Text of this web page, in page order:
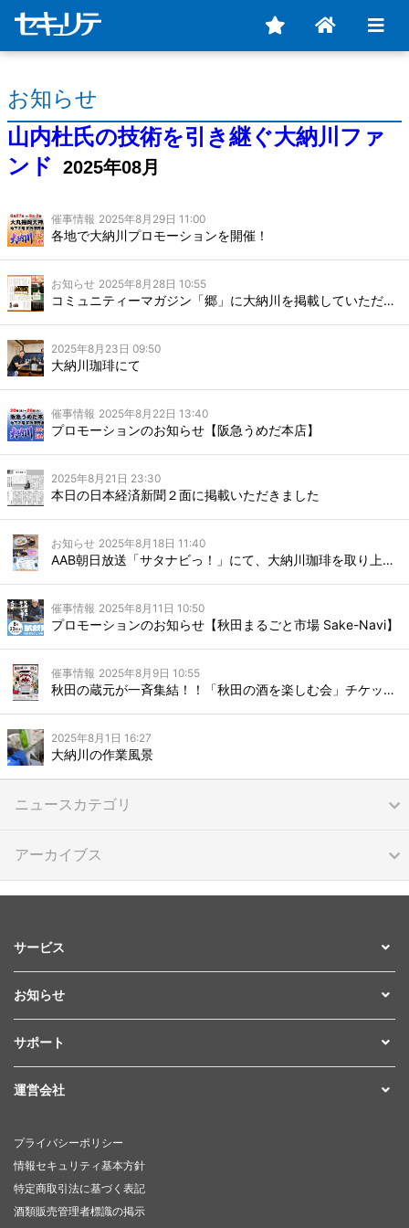
お知らせ
山内杜氏の技術を引き継ぐ大納川ファ
ンド
2025年08月
催事情報 2025年8月29日 11:00
各地で大納川プロモーションを開催！
お知らせ 2025年8月28日 10:55
コミュニティーマガジン「郷」に大納川を掲載していただきました
2025年8月23日 09:50
大納川珈琲にて
催事情報 2025年8月22日 13:40
プロモーションのお知らせ【阪急うめだ本店】
2025年8月21日 23:30
本日の日本経済新聞２面に掲載いただきました
お知らせ 2025年8月18日 11:40
AAB朝日放送「サタナビっ！」にて、大納川珈琲を取り上げて頂きました
催事情報 2025年8月11日 10:50
プロモーションのお知らせ【秋田まるごと市場 Sake-Navi】
催事情報 2025年8月9日 10:55
秋田の蔵元が一斉集結！！「秋田の酒を楽しむ会」チケット販売開始のお知らせ
2025年8月1日 16:27
大納川の作業風景
ニュースカテゴリ
アーカイブス
サービス
お知らせ
サポート
運営会社
プライバシーポリシー
情報セキュリティ基本方針
特定商取引法に基づく表記
酒類販売管理者標識の掲示